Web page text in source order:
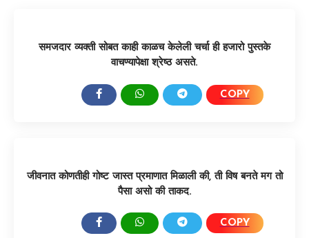
समजदार व्यक्ती सोबत काही काळच केलेली चर्चा ही हजारो पुस्तके
वाचण्यापेक्षा श्रेष्ठ असते.
COPY
जीवनात कोणतीही गोष्ट जास्त प्रमाणात मिळाली की, ती विष बनते मग तो
पैसा असो की ताकद.
COPY